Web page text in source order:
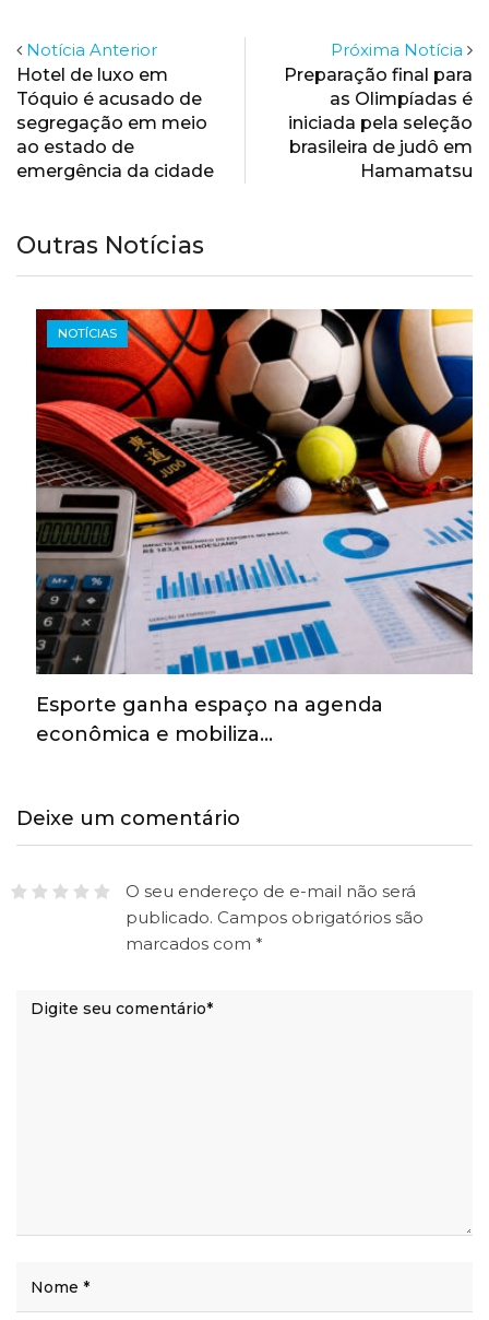
Notícia Anterior
Hotel de luxo em
Tóquio é acusado de
segregação em meio
ao estado de
emergência da cidade
Próxima Notícia
Preparação final para
as Olimpíadas é
iniciada pela seleção
brasileira de judô em
Hamamatsu
Outras Notícias
NOTÍCIAS
Esporte ganha espaço na agenda
econômica e mobiliza…
Deixe um comentário
O seu endereço de e-mail não será
publicado. Campos obrigatórios são
marcados com *